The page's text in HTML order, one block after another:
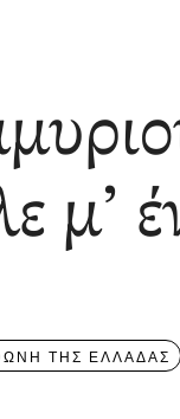
μ’
ΤΗΣ ΕΛΛΑΔΑΣ